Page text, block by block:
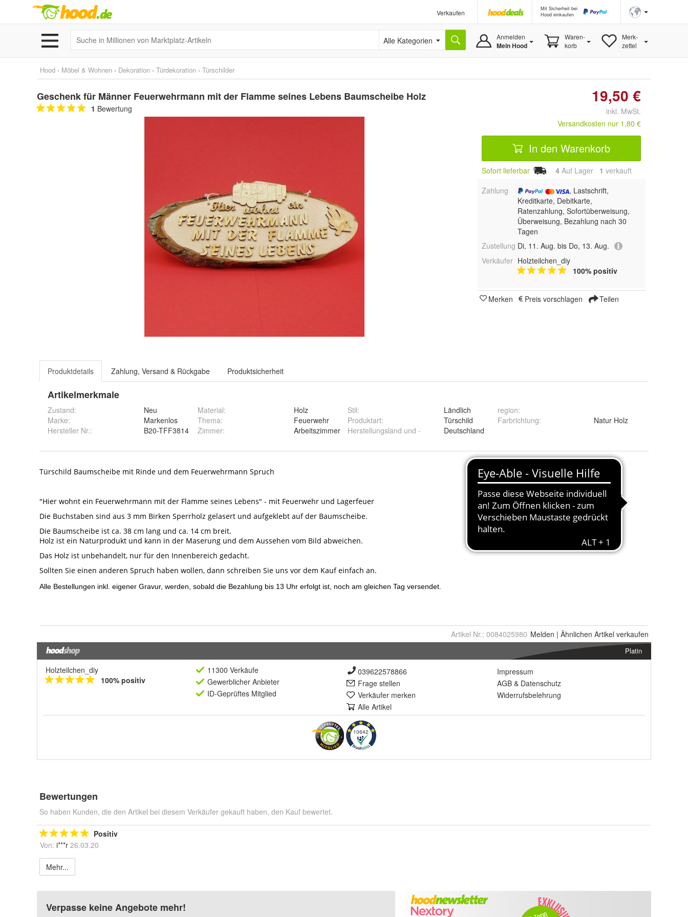
Verkaufen
Mit Sicherheit bei
Hood einkaufen
Alle Kategorien Anmelden
Mein Hood
Waren-
korb
Merk-
zettel
Hood › Möbel & Wohnen › Dekoration › Türdekoration › Türschilder
Geschenk für Männer Feuerwehrmann mit der Flamme seines Lebens Baumscheibe Holz
1 Bewertung
19,50 €
inkl. MwSt.
Versandkosten nur 1,80 €
In den Warenkorb
Sofort lieferbar 4 Auf Lager 1 verkauft
Zahlung
, Lastschrift,
Kreditkarte, Debitkarte,
Ratenzahlung, Sofortüberweisung,
Überweisung, Bezahlung nach 30
Tagen
Zustellung Di, 11. Aug. bis Do, 13. Aug.
Verkäufer Holzteilchen_diy
100% positiv
Merken Preis vorschlagen Teilen
Produktdetails Zahlung, Versand & Rückgabe Produktsicherheit
Artikelmerkmale
Zustand:
Neu
Marke:
Markenlos
Hersteller Nr.:
B20-TFF3814
Material:
Holz
Thema:
Feuerwehr
Zimmer: Arbeitszimmer
Stil:
Ländlich
Produktart:
Türschild
Herstellungsland und -
region:
Deutschland
Farbrichtung: Natur Holz
Artikel Nr.: 0084025980 Melden | Ähnlichen Artikel verkaufen
Platin
Holzteilchen_diy
100% positiv
11300 Verkäufe
Gewerblicher Anbieter
ID-Geprüftes Mitglied
039622578866
Frage stellen
Verkäufer merken
Alle Artikel
Impressum
AGB & Datenschutz
Widerrufsbelehrung
10642
Bewertungen
So haben Kunden, die den Artikel bei diesem Verkäufer gekauft haben, den Kauf bewertet.
Positiv
Von: i***r 26.03.20
Mehr...
Verpasse keine Angebote mehr!